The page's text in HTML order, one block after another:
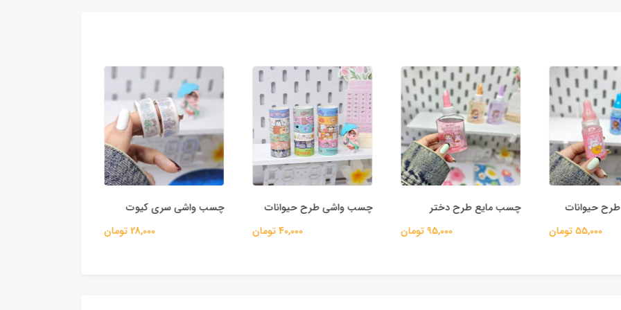
حیوانات
55,000 تومان
چسب مایع طرح دختر
95,000 تومان
چسب واشی طرح حیوانات
40,000 تومان
چسب واشی سری کیوت
28,000 تومان